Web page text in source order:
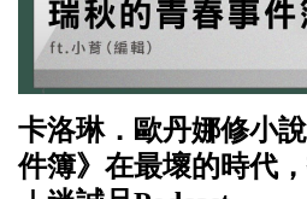
卡洛琳．歐丹娜修小
件簿》在最壞的時代